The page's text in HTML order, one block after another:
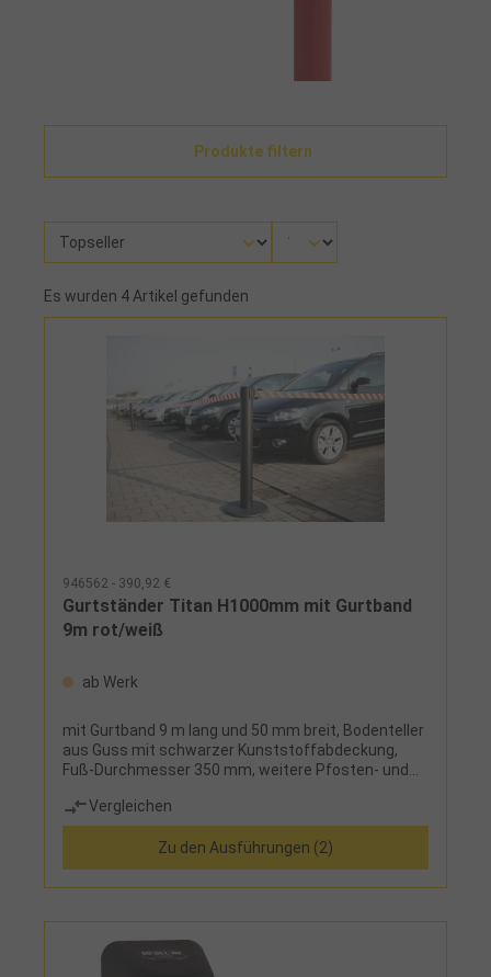
Produkte filtern
Es wurden 4 Artikel gefunden
946562 - 390,92 €
Gurtständer Titan H1000mm mit Gurtband
9m rot/weiß
ab Werk
mit Gurtband 9 m lang und 50 mm breit, Bodenteller
aus Guss mit schwarzer Kunststoffabdeckung,
Fuß-Durchmesser 350 mm, weitere Pfosten- und
Vergleichen
Zu den Ausführungen (2)